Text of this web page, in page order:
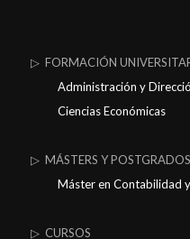
▷ FORMACIÓN
Administración y
Ciencias Económicas
▷ MÁSTERS Y POSTGRADOS
Máster en Contabilidad
▷ CURSOS